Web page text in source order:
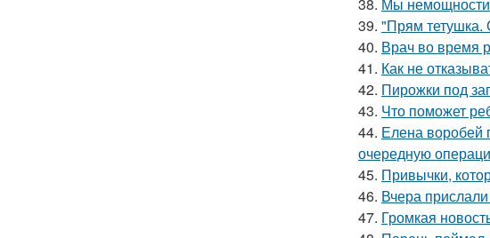
39. "Прям тетушка.
40. Врач во время
41. Как не
42. Пирожки под
43. Что поможет
44. Елена воробей
очередную
45. Привычки,
46. Вчера
47. Громкая